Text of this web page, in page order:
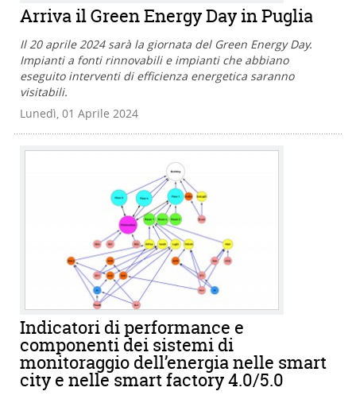
Arriva il Green Energy Day in Puglia
Il 20 aprile 2024 sarà la giornata del Green Energy Day.
Impianti a fonti rinnovabili e impianti che abbiano
eseguito interventi di efficienza energetica saranno
visitabili.
Lunedì, 01 Aprile 2024
Indicatori di performance e
componenti dei sistemi di
monitoraggio dell’energia nelle smart
city e nelle smart factory 4.0/5.0